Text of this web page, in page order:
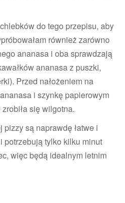
do tego przepisu, aby
również zarówno
ananasa i oba sprawdzają
ananasa z puszki,
Przed nałożeniem na
i szynkę papierowym
się wilgotna.
pizzy są naprawdę łatwe i
potrzebują tylko kilku minut
więc będą idealnym letnim